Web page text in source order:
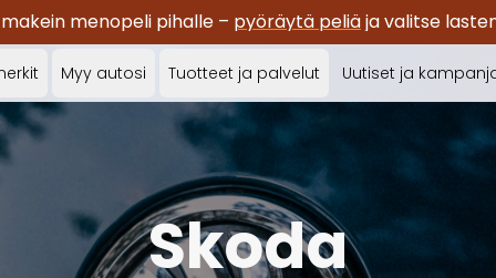
menopeli pihalle – pyöräytä peliäja valitse
Myy autosi Tuotteet ja palvelut Uutiset ja
Skoda